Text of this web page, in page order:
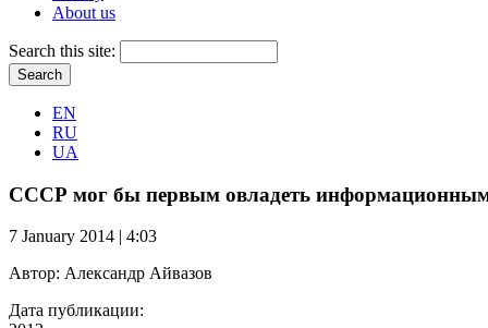
About us
Search this site:
EN
RU
UA
СССР мог бы первым овладеть
7 January 2014 | 4:03
Автор: Александр Айвазов
Дата публикации: